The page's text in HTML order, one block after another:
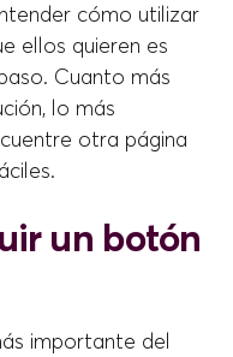
cómo utilizar
ellos quieren es
Cuanto más
lo más
otra página
un botón
importante del